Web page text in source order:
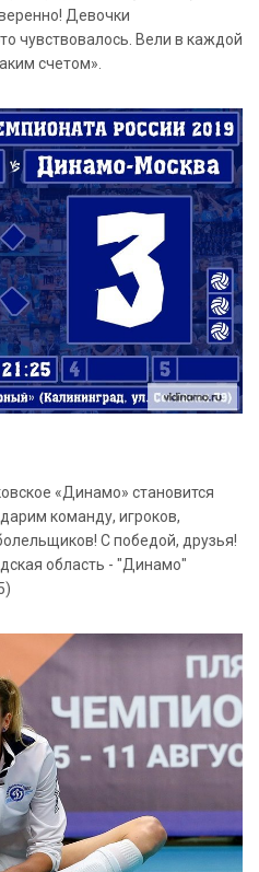
Девочки
чувствовалось. Вели в каждой
счетом».
«Динамо» становится
команду, игроков,
С победой, друзья!
область - "Динамо"